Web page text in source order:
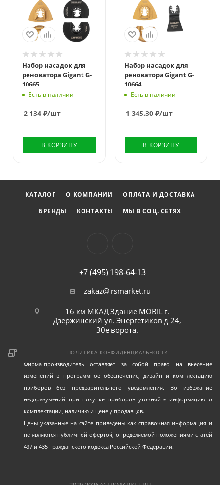
Набор насадок для
реноватора Gigant G-
10665
Есть в наличии
2 134 ₽/шт
В КОРЗИНУ
Набор насадок для
реноватора Gigant G-
10664
Есть в наличии
1 345.30₽/шт
В КОРЗИНУ
КАТАЛОГ О КОМПАНИИ
ОПЛАТА И ДОСТАВКА
БРЕНДЫ
КОНТАКТЫ МЫ В СОЦ. СЕТЯХ
+7 (495) 198-64-13
zakaz@irsmarket.ru
16 км МКАД Здание MOBIL г.
Дзержинский ул. Энергетиков д 24,
30е ворота.
ПОЛИТИКА КОНФИДЕНЦИАЛЬНОСТИ
Фирма-производитель оставляет за собой право на внесение
изменений в программное обеспечение, дизайн и комплектацию
приборов без предварительного уведомления. Во избежание
недоразумений при покупке приборов уточняйте информацию о
комплектации, наличию и цене у продавцов.
Цены указанные на сайте приведены как справочная информация и
не являются публичной офертой, определяемой положениями статей
437 и 435 Гражданского кодекса Российской Федерации.